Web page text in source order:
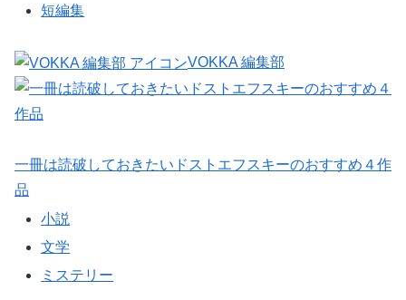
短編集
VOKKA 編集部
一冊は読破しておきたいドストエフスキーのおすすめ４作
品
小説
文学
ミステリー